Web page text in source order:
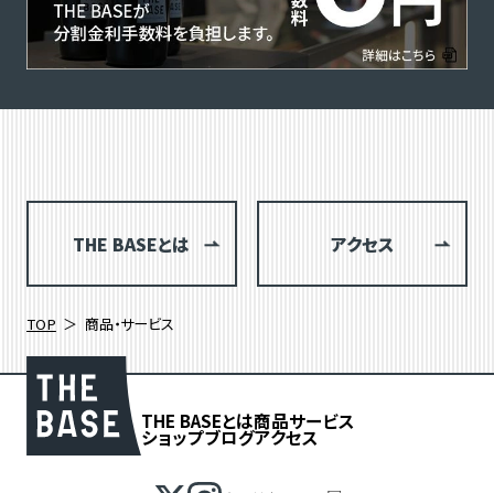
THE BASEとは アクセス
TOP 商品・サービス
THE BASEとは商品サービス
ショップブログアクセス